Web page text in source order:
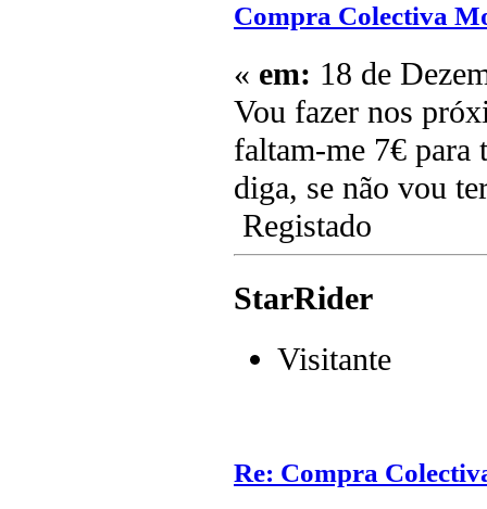
Compra Colectiva
« em: 18 de
Vou fazer nos
faltam-me 7€ para
diga, se não vou
Registado
StarRider
Visitante
Re: Compra